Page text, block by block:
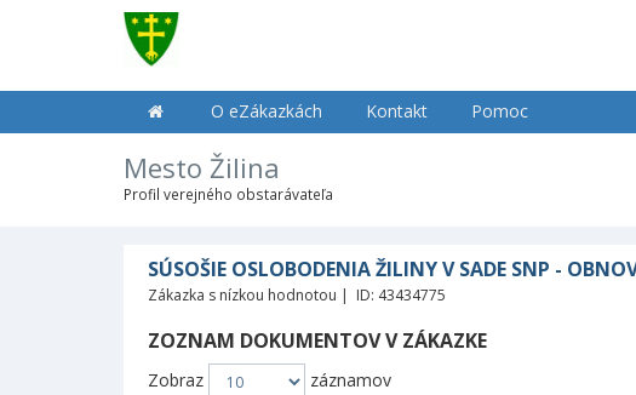
O eZákazkách Kontakt Pomoc
Mesto Žilina
Profil verejného obstarávateľa
SÚSOŠIE OSLOBODENIA ŽILINY V SADE SNP -
Zákazka s nízkou hodnotou | ID: 43434775
ZOZNAM DOKUMENTOV V ZÁKAZKE
Zobraz záznamov